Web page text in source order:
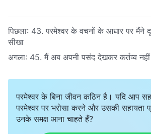
पिछला: 43. परमेश्वर के वचनों के आधार पर मैंने
सीखा
अगला: 45. मैं अब अपनी पसंद देखकर कर्तव्य
परमेश्वर के बिना जीवन कठिन है। यदि आप
परमेश्वर पर भरोसा करने और उसकी सहायता
उनके समक्ष आना चाहते हैं?